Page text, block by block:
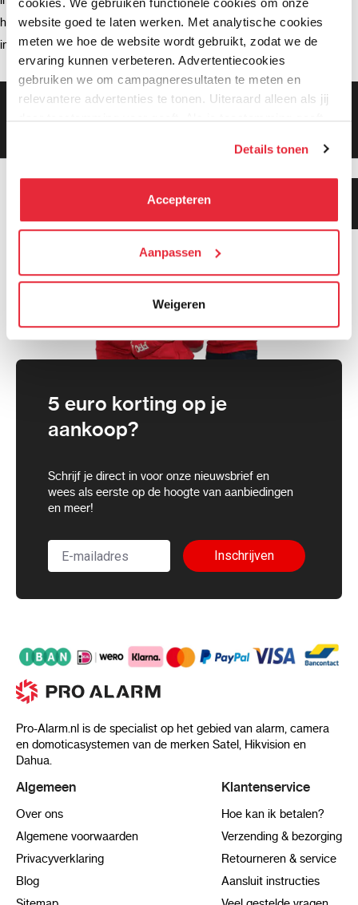
website goed te laten werken. Met analytische cookies
meten we hoe de website wordt gebruikt, zodat we de
ervaring kunnen verbeteren. Advertentiecookies
gebruiken we om campagneresultaten te meten en
relevantere advertenties te tonen. Uiteraard alleen als jij
daar toestemming voor geeft. Als je toestemming geeft,
kunnen deze gegevens combineren met informatie die zij
hebben verzameld via het gebruik van hun diensten. Je
kunt alle cookies accepteren, alleen noodzakelijke
We werken samen met21 derden
die uw gegevens
kunnen ontvangen en verwerken.
Details tonen
Accepteren
Aanpassen
Weigeren
hik-connect (2)
installatie (2)
Gratis bezorging vanaf €99,-
Gratis retourneren binnen 90 dagen*
5 euro korting op je
aankoop?
Schrijf je direct in voor onze nieuwsbrief en
wees als eerste op de hoogte van aanbiedingen
en meer!
Inschrijven
Pro-Alarm.nl is de specialist op het gebied van alarm, camera
en domoticasystemen van de merken Satel, Hikvision en
Dahua.
Klanten geven ons 9.3
Algemeen
Over ons
Algemene voorwaarden
Privacyverklaring
Blog
Klantenservice
Hoe kan ik betalen?
Verzending & bezorging
Retourneren & service
Aansluit instructies